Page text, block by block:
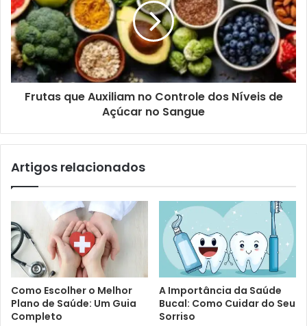
Frutas que Auxiliam no Controle dos Níveis de
Açúcar no Sangue
Artigos relacionados
Como Escolher o Melhor
Plano de Saúde: Um Guia
Completo
A Importância da Saúde
Bucal: Como Cuidar do Seu
Sorriso